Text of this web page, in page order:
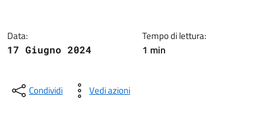
Data:
17 Giugno 2024
Tempo di lettura:
1 min
Condividi Vedi azioni